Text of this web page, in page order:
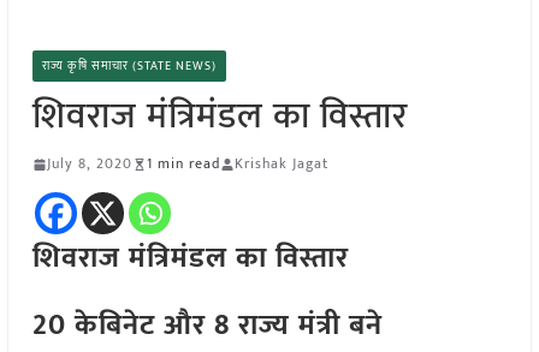
राज्य कृषि समाचार (STATE NEWS)
शिवराज मंत्रिमंडल का विस्तार
July 8, 2020 1 min read Krishak Jagat
शिवराज मंत्रिमंडल का विस्तार
20 केबिनेट और 8 राज्य मंत्री बने